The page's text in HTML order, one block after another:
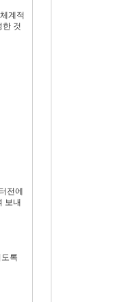
계적
한 것
전에
보내
록